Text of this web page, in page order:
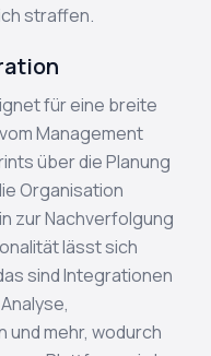
straffen.
für eine breite
Management
über die Planung
Organisation
zur Nachverfolgung
lässt sich
sind Integrationen
und mehr, wodurch